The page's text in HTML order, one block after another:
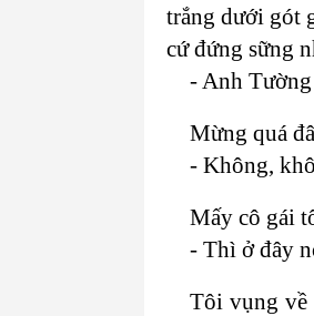
trắng dưới gót
cứ đứng sững
- Anh
Mừng quá
- Không,
Mấy cô gái
- Thì ở đây
Tôi vụng về